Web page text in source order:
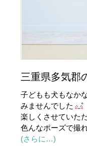
三重県多気郡
子どもも犬もなか
みませんでした
楽しくさせていた
色んなポーズで撮
(さらに…)